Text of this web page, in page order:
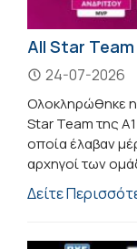
All Star
24-07-2026
Ολοκληρώθηκε η
Star Team της
οποία έλαβαν
αρχηγοί των
Δείτε